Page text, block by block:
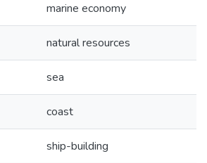
marine economy
natural resources
sea
coast
ship-building